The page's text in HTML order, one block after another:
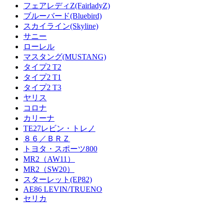
フェアレディZ(FairladyZ)
ブルーバード(Bluebird)
スカイライン(Skyline)
サニー
ローレル
マスタング(MUSTANG)
タイプ2 T2
タイプ2 T1
タイプ2 T3
ヤリス
コロナ
カリーナ
TE27レビン・トレノ
８６／ＢＲＺ
トヨタ・スポーツ800
MR2（AW11）
MR2（SW20）
スターレット(EP82)
AE86 LEVIN/TRUENO
セリカ